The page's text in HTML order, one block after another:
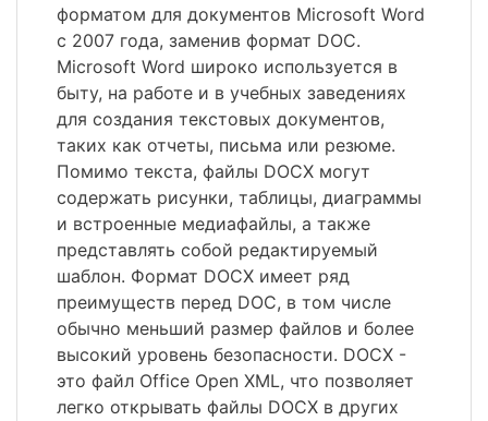
форматом для документов Microsoft Word
с 2007 года, заменив формат DOC.
Microsoft Word широко используется в
быту, на работе и в учебных заведениях
для создания текстовых документов,
таких как отчеты, письма или резюме.
Помимо текста, файлы DOCX могут
содержать рисунки, таблицы, диаграммы
и встроенные медиафайлы, а также
представлять собой редактируемый
шаблон. Формат DOCX имеет ряд
преимуществ перед DOC, в том числе
обычно меньший размер файлов и более
высокий уровень безопасности. DOCX -
это файл Office Open XML, что позволяет
легко открывать файлы DOCX в других